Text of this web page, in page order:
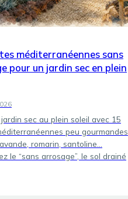
méditerranéennes sans
pour un jardin sec en plein
sec au plein soleil avec 15
peu gourmandes
romarin, santoline…
le “sans arrosage”, le sol drainé